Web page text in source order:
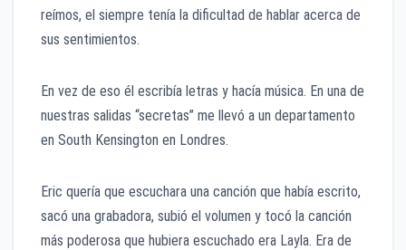
reímos, el siempre tenía la dificultad de hablar acerca de
sus sentimientos.
En vez de eso él escribía letras y hacía música. En una de
nuestras salidas “secretas” me llevó a un departamento
en South Kensington en Londres.
Eric quería que escuchara una canción que había escrito,
sacó una grabadora, subió el volumen y tocó la canción
más poderosa que hubiera escuchado era Layla. Era de